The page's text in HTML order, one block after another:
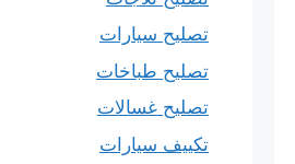
تصليح سيارات
تصليح طباخات
تصليح غسالات
تكييف سيارات